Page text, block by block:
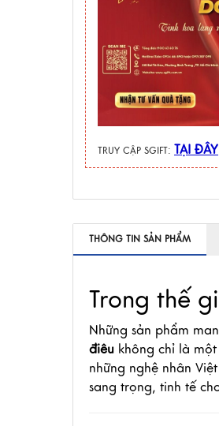
TRUY CẬP SGIFT: TẠI ĐÂY
THÔNG TIN SẢN PHẨM
Trong thế
Những sản phẩm
điêu không chỉ là
những nghệ nhân
sang trọng, tinh tế